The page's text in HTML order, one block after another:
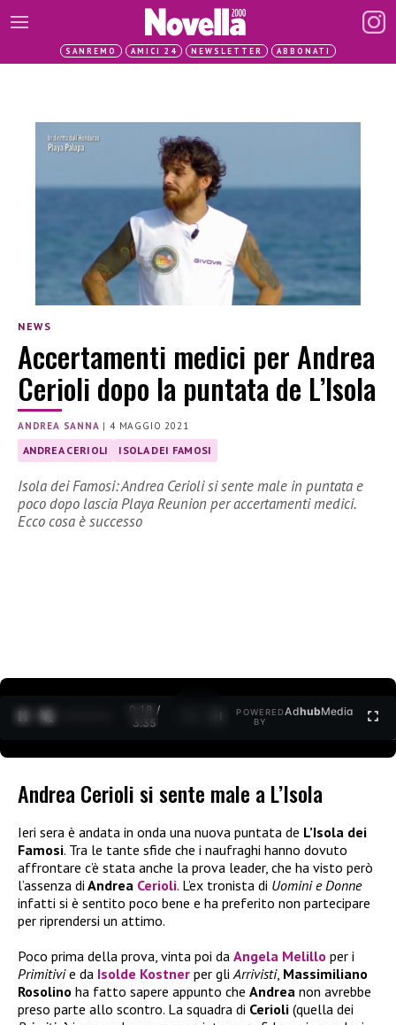
SANREMO AMICI 24 NEWSLETTER ABBONATI
NEWS
Accertamenti medici per Andrea
Cerioli dopo la puntata de L’Isola
ANDREA SANNA |4 MAGGIO 2021
ANDREA CERIOLI ISOLA DEI FAMOSI
Isola dei Famosi: Andrea Cerioli si sente male in puntata e
poco dopo lascia Playa Reunion per accertamenti medici.
Ecco cosa è successo
0:19 /
3:35
POWERED
BY
AdhubMedia
Andrea Cerioli si sente male a L’Isola
Ieri sera è andata in onda una nuova puntata de L’Isola dei
Famosi. Tra le tante sfide che i naufraghi hanno dovuto
affrontare c’è stata anche la prova leader, che ha visto però
l’assenza di Andrea Cerioli. L’ex tronista di Uomini e Donne
infatti si è sentito poco bene e ha preferito non partecipare
per riprendersi un attimo.
Poco prima della prova, vinta poi da Angela Melillo per i
Primitivie da Isolde Kostner per gliArrivisti, Massimiliano
Rosolino ha fatto sapere appunto che Andrea non avrebbe
preso parte allo scontro. La squadra di Cerioli (quella dei